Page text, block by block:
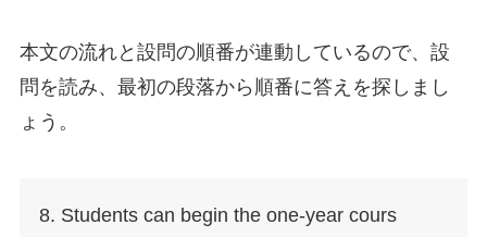
本文の流れと設問の順番が連動しているので、設
問を読み、最初の段落から順番に答えを探しまし
ょう。
8. Students can begin the one-year cours